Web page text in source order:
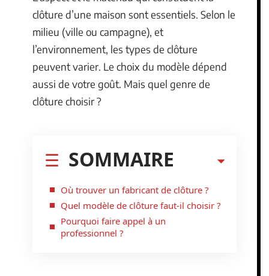
clôture d’une maison sont essentiels. Selon le
milieu (ville ou campagne), et
l’environnement, les types de clôture
peuvent varier. Le choix du modèle dépend
aussi de votre goût. Mais quel genre de
clôture choisir ?
SOMMAIRE
Où trouver un fabricant de clôture ?
Quel modèle de clôture faut-il choisir ?
Pourquoi faire appel à un
professionnel ?